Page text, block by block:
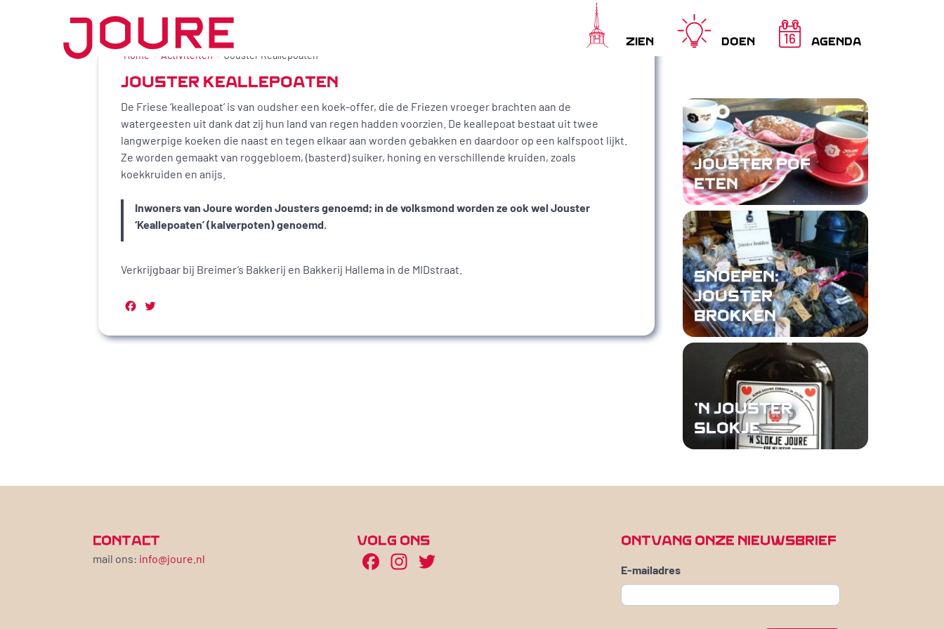
ZIEN DOEN 16 AGENDA
Home Activiteiten Jouster Keallepoaten
JOUSTER KEALLEPOATEN
De Friese ‘keallepoat’ is van oudsher een koek-offer, die de Friezen vroeger brachten aan de
watergeesten uit dank dat zij hun land van regen hadden voorzien. De keallepoat bestaat uit twee
langwerpige koeken die naast en tegen elkaar aan worden gebakken en daardoor op een kalfspoot lijkt.
Ze worden gemaakt van roggebloem, (basterd) suiker, honing en verschillende kruiden, zoals
koekkruiden en anijs.
Inwoners van Joure worden Jousters genoemd; in de volksmond worden ze ook wel Jouster
‘Keallepoaten’ (kalverpoten) genoemd.
Verkrijgbaar bij Breimer’s Bakkerij en Bakkerij Hallema in de MIDstraat.
Facebook
JOUSTER POF
ETEN
SNOEPEN:
JOUSTER
BROKKEN
'N JOUSTER
SLOKJE
CONTACT
mail ons: info@joure.nl
VOLG ONS
Facebook
Instagram
ONTVANG ONZE NIEUWSBRIEF
E-mailadres